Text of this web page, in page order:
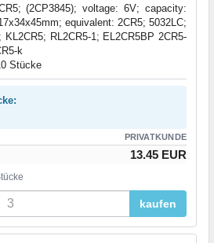
(2CP3845); voltage: 6V; capacity:
equivalent: 2CR5; 5032LC;
KL2CR5; RL2CR5-1; EL2CR5BP 2CR5-
k
Stücke
PRIVATKUNDE
13.45 EUR
kaufen